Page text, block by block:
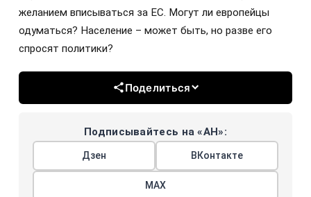
желанием вписываться за ЕС. Могут ли европейцы
одуматься? Население – может быть, но разве его
спросят политики?
Поделиться
Подписывайтесь на «АН»:
Дзен ВКонтакте
МАХ